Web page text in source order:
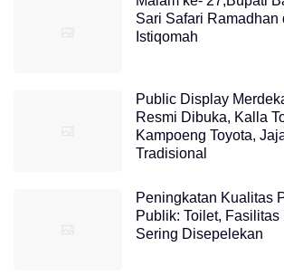
Sari Safari Ramadhan
Istiqomah
Public Display
Resmi Dibuka, Kalla
Kampoeng Toyota,
Tradisional
Peningkatan Kualitas
Publik: Toilet, Fasilitas
Sering Disepelekan